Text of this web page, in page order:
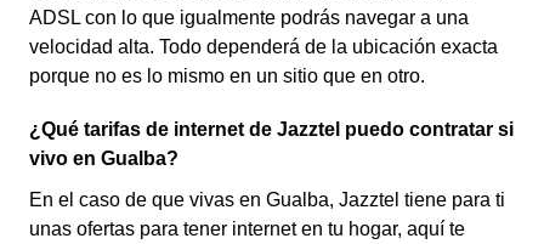
ADSL con lo que igualmente podrás navegar a una
velocidad alta. Todo dependerá de la ubicación exacta
porque no es lo mismo en un sitio que en otro.
¿Qué tarifas de internet de Jazztel puedo contratar si
vivo en Gualba?
En el caso de que vivas en Gualba, Jazztel tiene para ti
unas ofertas para tener internet en tu hogar, aquí te